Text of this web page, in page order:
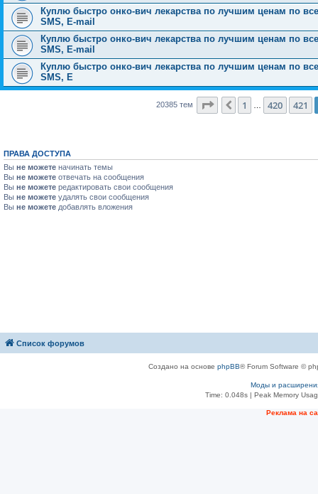
Куплю быстро онко-вич лекарства по лучшим ценам по
SMS, E-mail
Куплю быстро онко-вич лекарства по лучшим ценам по
SMS, E-mail
Куплю быстро онко-вич лекарства по лучшим ценам по
SMS, E
20385 тем Страница 422из 816
Пред.
1 420 421
ПРАВА ДОСТУПА
Вы не можете начинать темы
Вы не можете отвечать на сообщения
Вы не можете редактировать свои сообщения
Вы не можете удалять свои сообщения
Вы не можете добавлять вложения
Список форумов
Создано на основе phpBB® Forum Software ©
Моды и
Time: 0.048s| Peak Memory
Рeклама на